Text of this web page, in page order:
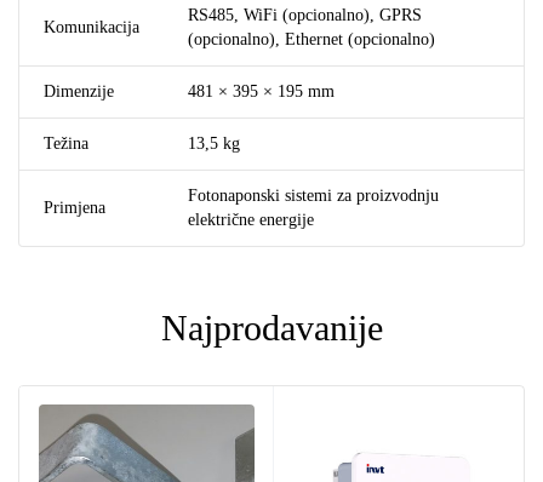
Komunikacija
RS485, WiFi (opcionalno), GPRS
(opcionalno), Ethernet (opcionalno)
Dimenzije 481 × 395 × 195 mm
Težina 13,5 kg
Primjena
Fotonaponski sistemi za proizvodnju
električne energije
Najprodavanije